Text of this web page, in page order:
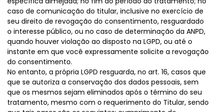
caso de comunicação do titular, inclusive no exercício de
seu direito de revogação do consentimento, resguardado
o interesse público, ou no caso de determinação da ANPD,
quando houver violação ao disposto na LGPD, ou até o
instante em que você expressamente solicite a revogação
do consentimento.
No entanto, a própria LGPD resguarda, no art. 16, casos que
que se autoriza a conservação dos dados pessoais, sem
que os mesmos sejam eliminados após o término do seu
tratamento, mesmo com o requerimento do Titular, sendo